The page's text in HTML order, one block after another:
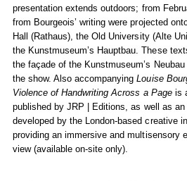
presentation extends outdoors; from
from Bourgeois’ writing were projected
Hall (Rathaus), the Old University (Alte
the Kunstmuseum’s Hauptbau. These
the façade of the Kunstmuseum’s
the show. Also accompanyingLouise
Violence of Handwriting Across a Pageis
published by JRP | Editions, as well as an
developed by the London-based creative
providing an immersive and multisensory
view (available on-site only).